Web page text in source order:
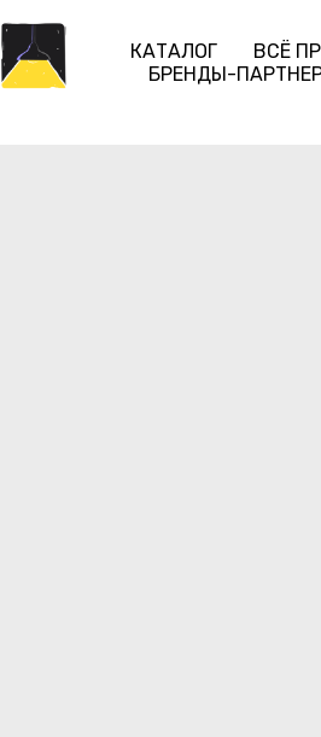
КАТАЛОГ ВСЁ
БРЕНДЫ-